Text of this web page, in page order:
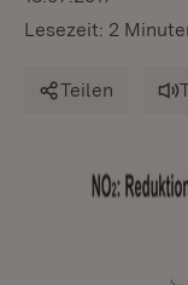
Lesezeit: 2
Teilen